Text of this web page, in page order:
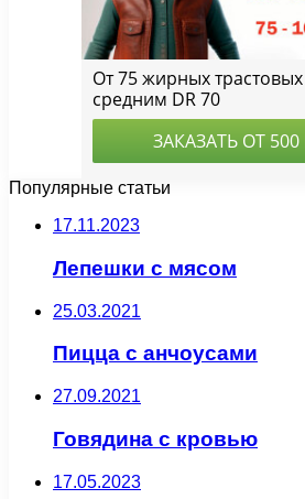
Популярные статьи
17.11.2023
Лепешки с мясом
25.03.2021
Пицца с анчоусами
27.09.2021
Говядина с кровью
17.05.2023